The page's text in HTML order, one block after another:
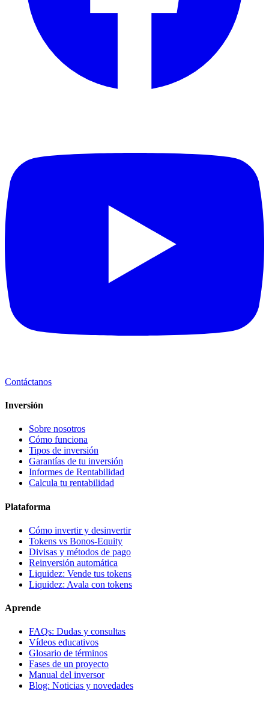
Contáctanos
Inversión
Sobre nosotros
Cómo funciona
Tipos de inversión
Garantías de tu inversión
Informes de Rentabilidad
Calcula tu rentabilidad
Plataforma
Cómo invertir y desinvertir
Tokens vs Bonos-Equity
Divisas y métodos de pago
Reinversión automática
Liquidez: Vende tus tokens
Liquidez: Avala con tokens
Aprende
FAQs: Dudas y consultas
Vídeos educativos
Glosario de términos
Fases de un proyecto
Manual del inversor
Blog: Noticias y novedades